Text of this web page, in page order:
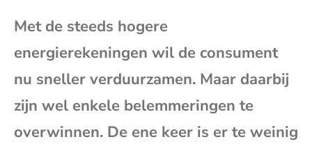
e-
Met de steeds hogere
energierekeningen wil de consument
nu sneller verduurzamen. Maar daarbij
zijn wel enkele belemmeringen te
overwinnen. De ene keer is er te weinig